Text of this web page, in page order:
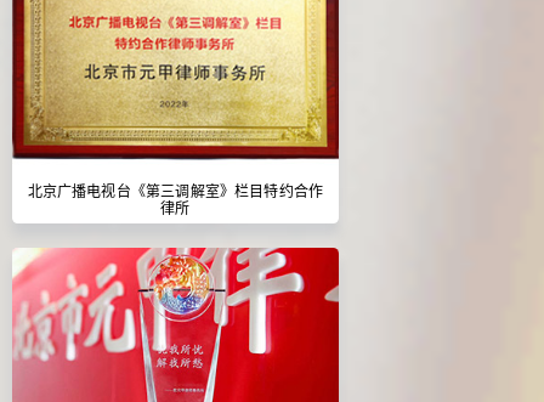
北京广播电视台《第三调解室》栏目特约合作
律所